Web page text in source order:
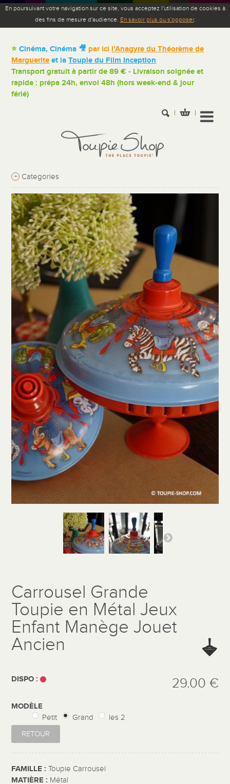
En poursuivant votre navigation sur ce site, vous acceptez l'utilisation de cookies à
des fins de mesure d'audience. En savoir plus ou s'opposer.
⭐Cinéma, Cinéma 🎥 par ici l’Anagyre du Théorème de
Marguerite et laToupie du Film Inception
Transport gratuit à partir de 89 € - Livraison soignée et
rapide : prépa 24h, envoi 48h (hors week-end & jour
férié)
+ Categories
Carrousel Grande
Toupie en Métal Jeux
Enfant Manège Jouet
Ancien
DISPO : 29.00 €
MODÈLE
Petit Grand
les 2
RETOUR
FAMILLE :Toupie Carrousel
MATIÈRE : Métal